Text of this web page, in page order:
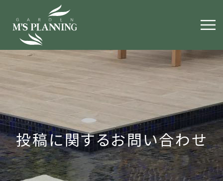
投稿に関するお問い合わせ